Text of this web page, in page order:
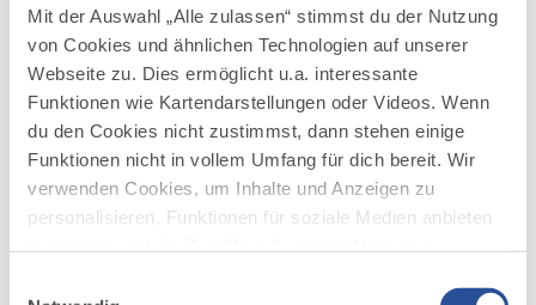
Mit der Auswahl „Alle zulassen“ stimmst du der Nutzung
von Cookies und ähnlichen Technologien auf unserer
Webseite zu. Dies ermöglicht u.a. interessante
Funktionen wie Kartendarstellungen oder Videos. Wenn
du den Cookies nicht zustimmst, dann stehen einige
Funktionen nicht in vollem Umfang für dich bereit. Wir
verwenden Cookies, um Inhalte und Anzeigen zu
personalisieren, Funktionen für soziale Medien anbieten
Mehr Infos unter www.christianspringer.de
Vorverkauf: 24 € | ermäßigt* 22 €
Abendkasse: 26 € | ermäßigt* 24 €
*ermäßigte Preise: mit Gästekarte,
Schüler:innen/Studierende, Rentner:innen,
Schwerbehinderte (mit entsprechendem
Nachweis)